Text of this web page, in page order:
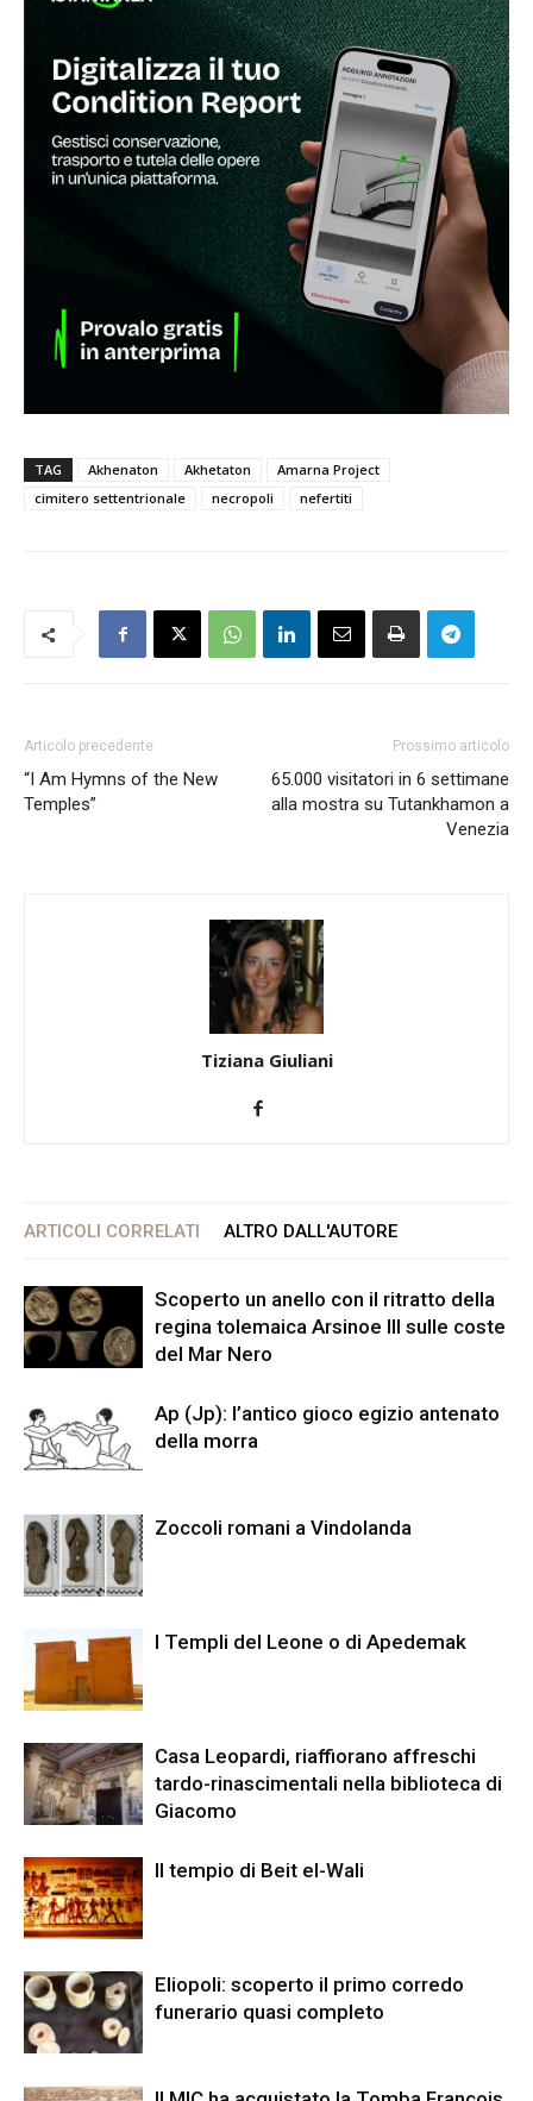
TAG Akhenaton Akhetaton
Amarna Project
cimitero settentrionale
necropoli nefertiti
Articolo precedente
“I Am Hymns of the New
Temples”
Prossimo articolo
65.000 visitatori in 6 settimane
alla mostra su Tutankhamon a
Venezia
Tiziana Giuliani
ARTICOLI CORRELATI ALTRO DALL'AUTORE
Scoperto un anello con il ritratto della
regina tolemaica Arsinoe III sulle coste
del Mar Nero
Ap (Jp): l’antico gioco egizio antenato
della morra
Zoccoli romani a Vindolanda
I Templi del Leone o di Apedemak
Casa Leopardi, riaffiorano affreschi
tardo-rinascimentali nella biblioteca di
Giacomo
Il tempio di Beit el-Wali
Eliopoli: scoperto il primo corredo
funerario quasi completo